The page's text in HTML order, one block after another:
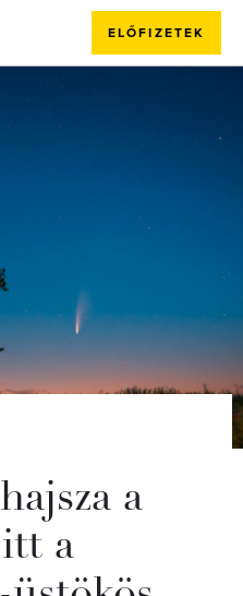
ELŐFIZETEK
a
a